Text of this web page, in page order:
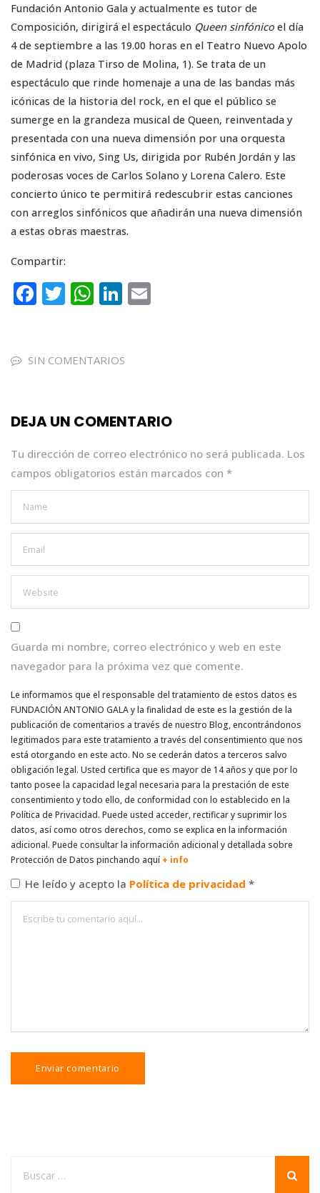
Fundación Antonio Gala y actualmente es tutor de
Composición, dirigirá el espectáculo Queen sinfónicoel día
4 de septiembre a las 19.00 horas en el Teatro Nuevo Apolo
de Madrid (plaza Tirso de Molina, 1). Se trata de un
espectáculo que rinde homenaje a una de las bandas más
icónicas de la historia del rock, en el que el público se
sumerge en la grandeza musical de Queen, reinventada y
presentada con una nueva dimensión por una orquesta
sinfónica en vivo, Sing Us, dirigida por Rubén Jordán y las
poderosas voces de Carlos Solano y Lorena Calero. Este
concierto único te permitirá redescubrir estas canciones
con arreglos sinfónicos que añadirán una nueva dimensión
a estas obras maestras.
Compartir:
F
e
o
k
T
te
W
ts
p
Li
e
SIN COMENTARIOS
DEJA UN COMENTARIO
Tu dirección de correo electrónico no será publicada. Los
campos obligatorios están marcados con *
Guarda mi nombre, correo electrónico y web en este
navegador para la próxima vez que comente.
Le informamos que el responsable del tratamiento de estos datos es
FUNDACIÓN ANTONIO GALA y la finalidad de este es la gestión de la
publicación de comentarios a través de nuestro Blog, encontrándonos
legitimados para este tratamiento a través del consentimiento que nos
está otorgando en este acto. No se cederán datos a terceros salvo
obligación legal. Usted certifica que es mayor de 14 años y que por lo
tanto posee la capacidad legal necesaria para la prestación de este
consentimiento y todo ello, de conformidad con lo establecido en la
Política de Privacidad. Puede usted acceder, rectificar y suprimir los
datos, así como otros derechos, como se explica en la información
adicional. Puede consultar la información adicional y detallada sobre
Protección de Datos pinchando aquí + info
He leído y acepto la Política de privacidad *